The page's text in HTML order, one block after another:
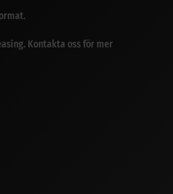
Kontakta oss för mer